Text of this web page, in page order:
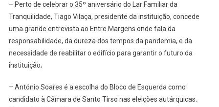
– Perto de celebrar o 35º aniversário do Lar Familiar da
Tranquilidade, Tiago Vilaça, presidente da instituição, concede
uma grande entrevista ao Entre Margens onde fala da
responsabilidade, da dureza dos tempos da pandemia, e da
necessidade de reabilitar o edifício para garantir o futuro da
instituição;
– António Soares é a escolha do Bloco de Esquerda como
candidato à Câmara de Santo Tirso nas eleições autárquicas.